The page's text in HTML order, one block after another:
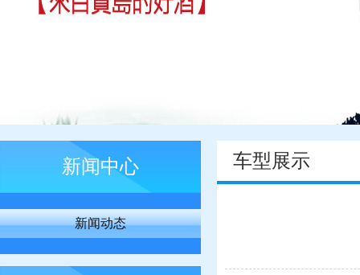
新闻中心
新闻动态
车型展示